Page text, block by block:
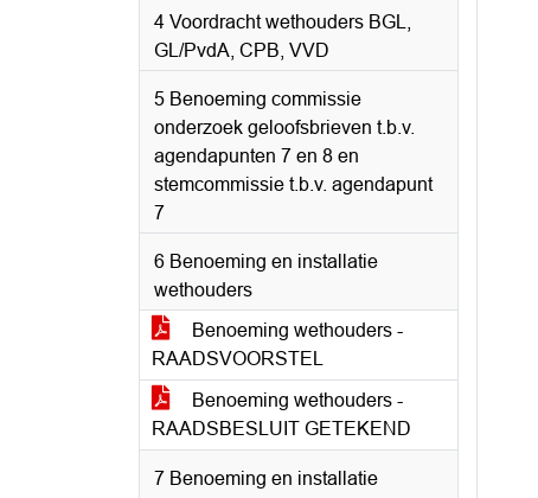
4 Voordracht wethouders BGL,
GL/PvdA, CPB, VVD
5 Benoeming commissie
onderzoek geloofsbrieven t.b.v.
agendapunten 7 en 8 en
stemcommissie t.b.v. agendapunt
7
6 Benoeming en installatie
wethouders
Benoeming wethouders -
RAADSVOORSTEL
Benoeming wethouders -
RAADSBESLUIT GETEKEND
7 Benoeming en installatie